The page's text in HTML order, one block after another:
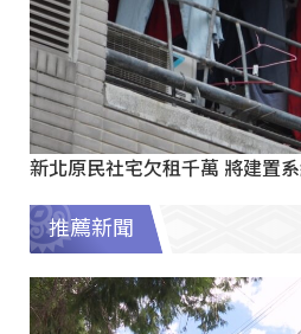
新北原民社宅欠租千萬 將建置
推薦新聞